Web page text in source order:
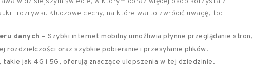
i rozrywki. Kluczowe cechy, na które warto zwrócić uwagę, to:
danych – Szybki internet mobilny umożliwia płynne przeglądanie stron,
rozdzielczości oraz szybkie pobieranie i przesyłanie plików.
takie jak 4G i 5G, oferują znaczące ulepszenia w tej dziedzinie.